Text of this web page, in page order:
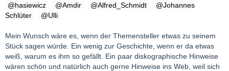
hasiewicz
Amdir Alfred_Schmidt
Johannes
Schlüter
Ulli
Mein Wunsch wäre es, wenn der Themensteller etwas zu seinem
Stück sagen würde. Ein wenig zur Geschichte, wenn er da etwas
weiß, warum es ihm so gefällt. Ein paar diskographische Hinweise
wären schön und natürlich auch gerne Hinweise ins Web, weil sich